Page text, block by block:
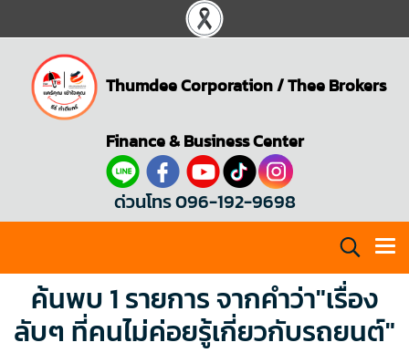
Thumdee Corporation/Thee Brokers
Finance & Business Center
ด่วนโทร 096-192-9698
ค้นพบ 1 รายการ จากคำว่า"เรื่อง
ลับๆ ที่คนไม่ค่อยรู้เกี่ยวกับรถยนต์"